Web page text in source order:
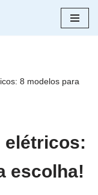
8 modelos para
elétricos:
escolha!